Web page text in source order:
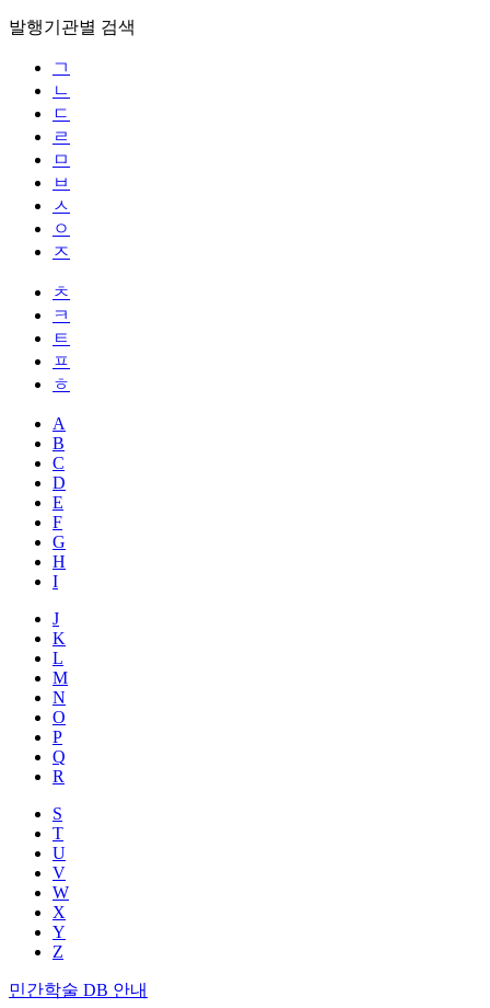
발행기관별 검색
ㄱ
ㄴ
ㄷ
ㄹ
ㅁ
ㅂ
ㅅ
ㅇ
ㅈ
ㅊ
ㅋ
ㅌ
ㅍ
ㅎ
A
B
C
D
E
F
G
H
I
J
K
L
M
N
O
P
Q
R
S
T
U
V
W
X
Y
Z
민간학술 DB 안내